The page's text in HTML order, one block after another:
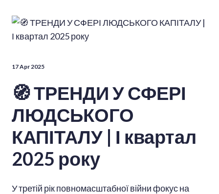
17 Apr 2025
🧭 ТРЕНДИ У СФЕРІ
ЛЮДСЬКОГО
КАПІТАЛУ | І квартал
2025 року
У третій рік повномасштабної війни фокус на